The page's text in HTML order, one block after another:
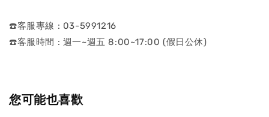
☎️客服專線 : 03-5991216
☎️客服時間 : 週一~週五 8:00~17:00 (假日公休)
您可能也喜歡